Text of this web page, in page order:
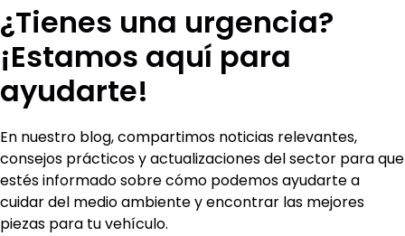
¿Tienes una urgencia?
¡Estamos aquí para
ayudarte!
En nuestro blog, compartimos noticias relevantes,
consejos prácticos y actualizaciones del sector para que
estés informado sobre cómo podemos ayudarte a
cuidar del medio ambiente y encontrar las mejores
piezas para tu vehículo.